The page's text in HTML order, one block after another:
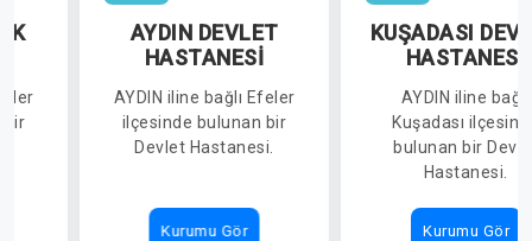
bir
AYDIN DEVLET
HASTANESİ
AYDIN iline bağlı Efeler
ilçesinde bulunan bir
Devlet Hastanesi.
Kurumu Gör
KUŞADASI
HASTANESİ
AYDIN iline bağlı
Kuşadası
bulunan bir
Hastanesi.
Kurumu Gör